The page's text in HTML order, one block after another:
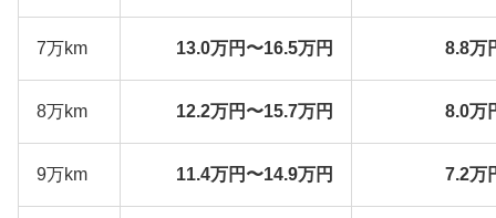
7万km 13.0万円〜16.5万円 8.8万
8万km 12.2万円〜15.7万円 8.0万
9万km 11.4万円〜14.9万円 7.2万